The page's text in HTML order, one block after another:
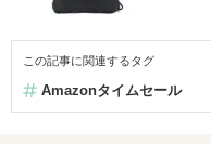
この記事に関連するタグ
Amazonタイムセール